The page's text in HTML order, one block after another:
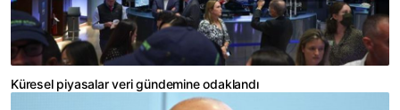
Küresel piyasalar veri gündemine odaklandı